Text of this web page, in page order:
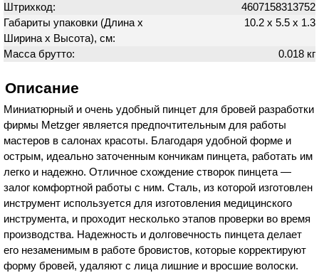
Штрихкод:
4607158313752
Габариты упаковки (Длина х
Ширина х Высота), см:
10.2 х 5.5 х 1.3
Масса брутто: 0.018 кг
Описание
Миниатюрный и очень удобный пинцет для бровей разработки
фирмы Metzger является предпочтительным для работы
мастеров в салонах красоты. Благодаря удобной форме и
острым, идеально заточенным кончикам пинцета, работать им
легко и надежно. Отличное схождение створок пинцета —
залог комфортной работы с ним. Сталь, из которой изготовлен
инструмент используется для изготовления медицинского
инструмента, и проходит несколько этапов проверки во время
производства. Надежность и долговечность пинцета делает
его незаменимым в работе бровистов, которые корректируют
форму бровей, удаляют с лица лишние и вросшие волоски.